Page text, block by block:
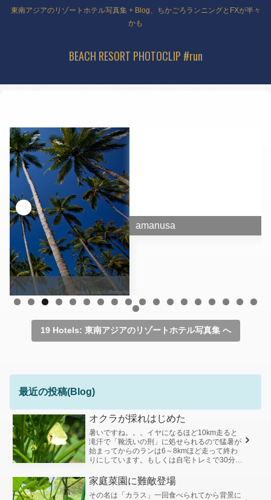
東南アジアのリゾートホテル写真集 + Blog、ちかごろランニングとFXが半々
かも
BEACH RESORT PHOTOCLIP #run
amanusa
19 Hotels: 東南アジアのリゾートホテル写真集 へ
最近の投稿(Blog)
オクラが採れはじめた
暑いですね。。。イヤになるほど10km走ると
滝汗で「靴洗いの刑」に処せられるので猛暑が
始まってからのランは6～8kmほど走って終わ
りにしています。もしくは自宅トレミで30分ほ
て、6月上旬に植えたオクラ...
家庭菜園に難敵登場
その名は「カラス」一回食べられてから背景に